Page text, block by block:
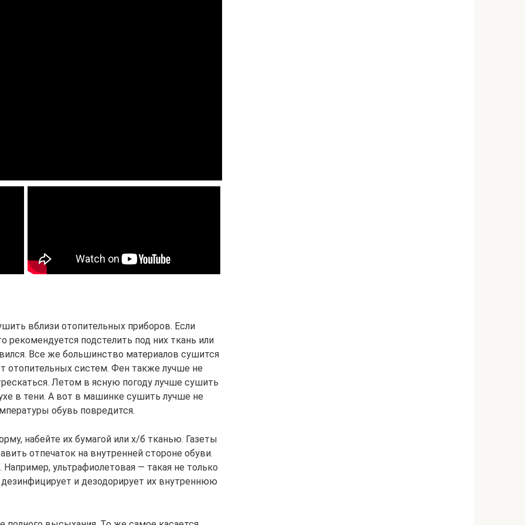
вблизи отопительных приборов. Если
рекомендуется подстелить под них ткань или
Все же большинство материалов сушится
отопительных систем. Фен также лучше не
Летом в ясную погоду лучше сушить
в тени. А вот в машинке сушить лучше не
обувь повредится.
набейте их бумагой или х/б тканью. Газеты
отпечаток на внутренней стороне обуви.
ультрафиолетовая — такая не только
и дезодорирует их внутреннюю